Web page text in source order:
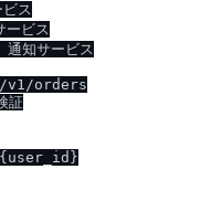
ス
ビス
知サービス
v1/orders
証